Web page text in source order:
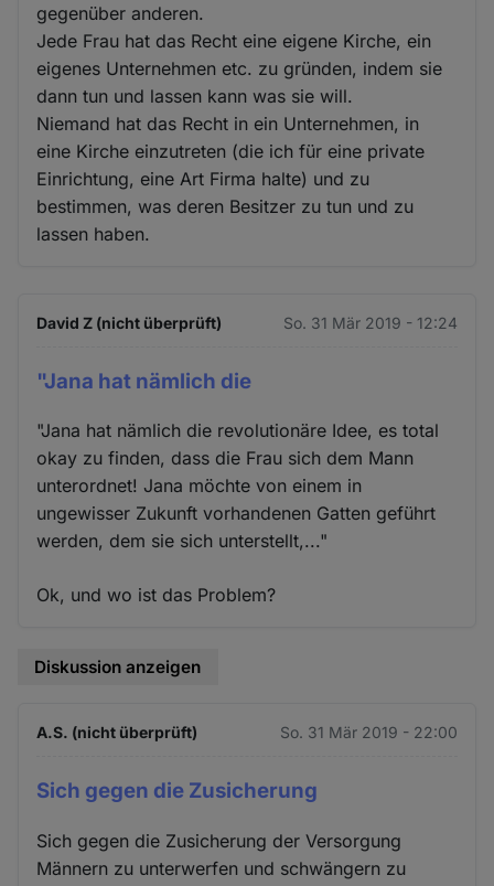
gegenüber anderen.
Jede Frau hat das Recht eine eigene Kirche, ein
eigenes Unternehmen etc. zu gründen, indem sie
dann tun und lassen kann was sie will.
Niemand hat das Recht in ein Unternehmen, in
eine Kirche einzutreten (die ich für eine private
Einrichtung, eine Art Firma halte) und zu
bestimmen, was deren Besitzer zu tun und zu
lassen haben.
David Z (nicht überprüft) So. 31 Mär 2019 - 12:24
"Jana hat nämlich die
"Jana hat nämlich die revolutionäre Idee, es total
okay zu finden, dass die Frau sich dem Mann
unterordnet! Jana möchte von einem in
ungewisser Zukunft vorhandenen Gatten geführt
werden, dem sie sich unterstellt,..."
Ok, und wo ist das Problem?
Diskussion anzeigen
A.S. (nicht überprüft) So. 31 Mär 2019 - 22:00
Sich gegen die Zusicherung
Sich gegen die Zusicherung der Versorgung
Männern zu unterwerfen und schwängern zu